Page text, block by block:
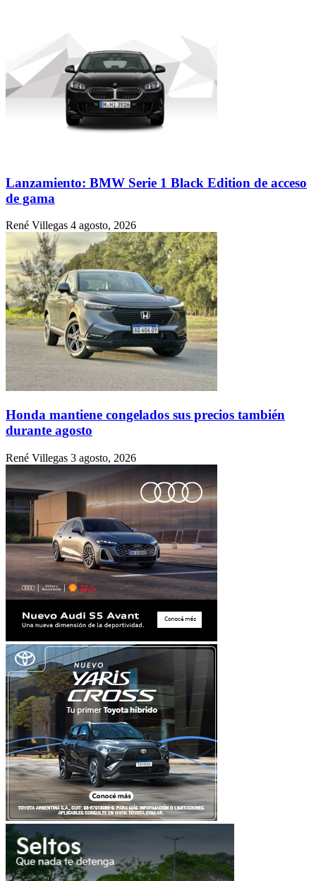
Lanzamiento: BMW Serie 1 Black Edition de acceso
de gama
René Villegas 4 agosto, 2026
Honda mantiene congelados sus precios también
durante agosto
René Villegas 3 agosto, 2026